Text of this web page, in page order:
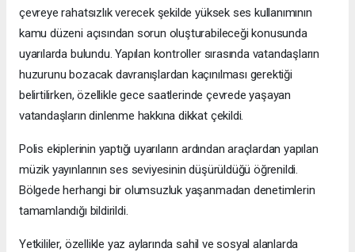
çevreye rahatsızlık verecek şekilde yüksek ses kullanımının
kamu düzeni açısından sorun oluşturabileceği konusunda
uyarılarda bulundu. Yapılan kontroller sırasında vatandaşların
huzurunu bozacak davranışlardan kaçınılması gerektiği
belirtilirken, özellikle gece saatlerinde çevrede yaşayan
vatandaşların dinlenme hakkına dikkat çekildi.
Polis ekiplerinin yaptığı uyarıların ardından araçlardan yapılan
müzik yayınlarının ses seviyesinin düşürüldüğü öğrenildi.
Bölgede herhangi bir olumsuzluk yaşanmadan denetimlerin
tamamlandığı bildirildi.
Yetkililer, özellikle yaz aylarında sahil ve sosyal alanlarda